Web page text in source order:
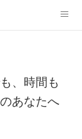
ール
、時間も
あなたへ